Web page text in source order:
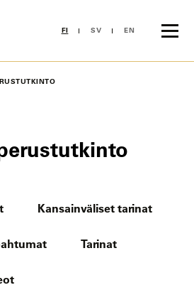
FI SV EN
Kansainväliset tarinat
Tarinat